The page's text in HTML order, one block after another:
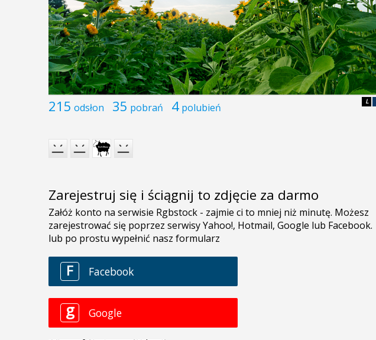
215 odsłon 35 pobrań 4 polubień L
Zarejestruj się i ściągnij to zdjęcie za darmo